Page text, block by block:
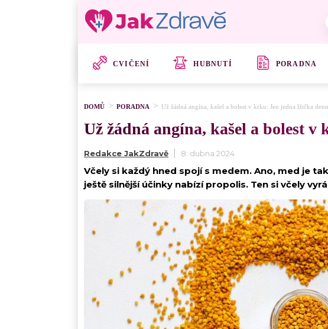
CVIČENÍ HUBNUTÍ PORADNA
DOMŮ PORADNA Už žádná angína, kašel a bolest v krku: Jen jedna lžička
Už žádná angína, kašel a bolest
Redakce JakZdravě 8. dubna 2024
Včely si každý hned spojí s medem. Ano, med je
ještě silnější účinky nabízí propolis. Ten si včely